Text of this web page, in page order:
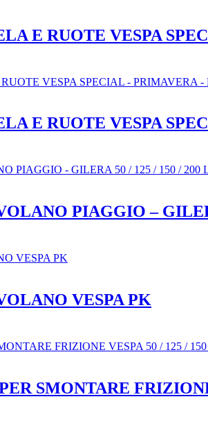
E RUOTE VESPA
E RUOTE VESPA
PIAGGIO –
VESPA PK
SMONTARE